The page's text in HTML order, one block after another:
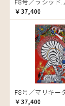
マサイ
マンゴー
水浴び
湖
夕日
ライオン
漁
ワニ
￥37,400
F8号／マリキー
￥37,400